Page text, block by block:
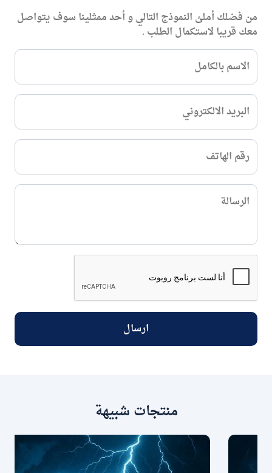
من فضلك أملئ النموذج التالي و أحد ممثلينا سوف يتواصل
معك قريبا لاستكمال الطلب .
الاسم بالكامل
البريد الالكتروني
رقم الهاتف
الرسالة
ارسال
منتجات شبيهة